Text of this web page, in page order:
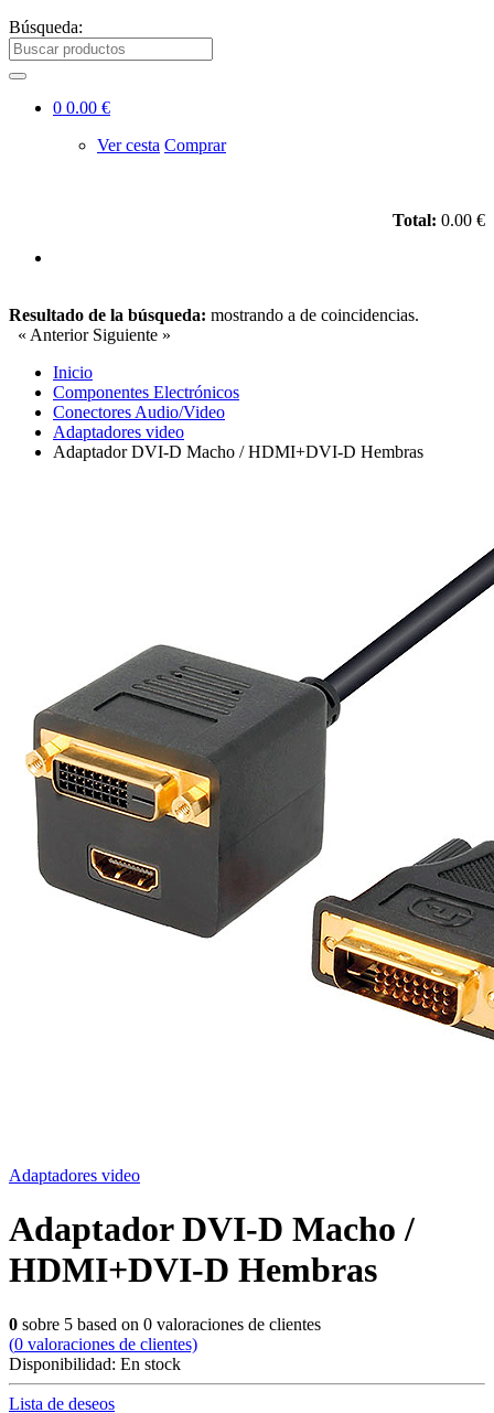
Búsqueda:
0 0.00 €
Ver cesta Comprar
Total: 0.00 €
Resultado de la búsqueda: mostrando a de coincidencias.
« Anterior Siguiente »
Inicio
Componentes Electrónicos
Conectores Audio/Video
Adaptadores video
Adaptador DVI-D Macho / HDMI+DVI-D Hembras
Adaptadores video
Adaptador DVI-D Macho /
HDMI+DVI-D Hembras
0 sobre 5 based on 0 valoraciones de clientes
(0 valoraciones de clientes)
Disponibilidad: En stock
Lista de deseos